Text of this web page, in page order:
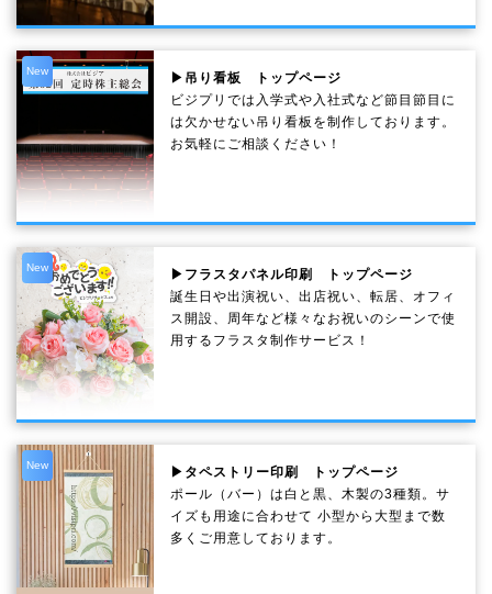
New
▶吊り看板 トップページ
ビジプリでは入学式や入社式など節目節目に
は欠かせない吊り看板を制作しております。
お気軽にご相談ください！
New
▶フラスタパネル印刷 トップページ
誕生日や出演祝い、出店祝い、転居、オフィ
ス開設、周年など様々なお祝いのシーンで使
用するフラスタ制作サービス！
New
▶タペストリー印刷 トップページ
ポール（バー）は白と黒、木製の3種類。サ
イズも用途に合わせて 小型から大型まで数
多くご用意しております。